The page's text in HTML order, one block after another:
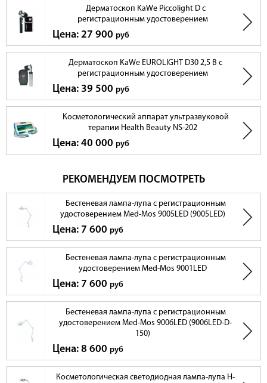
2. Регулируемая светодиодная подстветка
Освещение реализовано с помощью 60 ярких светодиодов. Имеется 5
регулировок интенсивности света, которые выполняются кнопкой
включения/выключения. Мастер без труда сможет подобрать
необходимое количество света для удобной и комфортной работы.
Дерматоскоп KaWe Piccolight D с
регистрационным удостоверением
Цена: 27 900 руб
Дерматоскоп KaWe EUROLIGHT D30 2,5 В с
регистрационным удостоверением
Цена: 39 500 руб
Косметологический аппарат ультразвуковой
терапии Health Beauty NS-202
Цена: 40 000 руб
РЕКОМЕНДУЕМ ПОСМОТРЕТЬ
Бестеневая лампа-лупа с регистрационным
удостоверением Med-Mos 9005LED (9005LED)
Цена: 7 600 руб
Бестеневая лампа-лупа с регистрационным
удостоверением Med-Mos 9001LED
Цена: 7 600 руб
Бестеневая лампа-лупа с регистрационным
удостоверением Med-Mos 9006LED (9006LED-D-
150)
Цена: 8 600 руб
Косметологическая светодиодная лампа-лупа H-